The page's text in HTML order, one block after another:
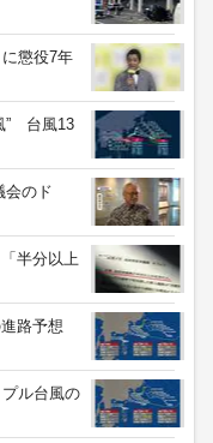
懲役7年
” 台風13
会のド
半分以上
路予想
ル台風の